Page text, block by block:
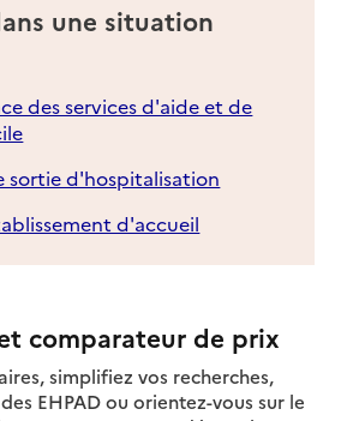
une situation
des services d'aide et de
sortie d'hospitalisation
d'accueil
comparateur de prix
simplifiez vos recherches,
EHPAD ou orientez-vous sur le